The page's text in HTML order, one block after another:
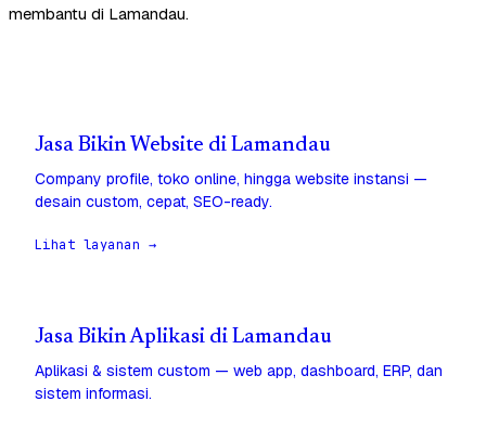
membantu di Lamandau.
Jasa Bikin Website di Lamandau
Company profile, toko online, hingga website instansi —
desain custom, cepat, SEO-ready.
Lihat layanan →
Jasa Bikin Aplikasi di Lamandau
Aplikasi & sistem custom — web app, dashboard, ERP, dan
sistem informasi.